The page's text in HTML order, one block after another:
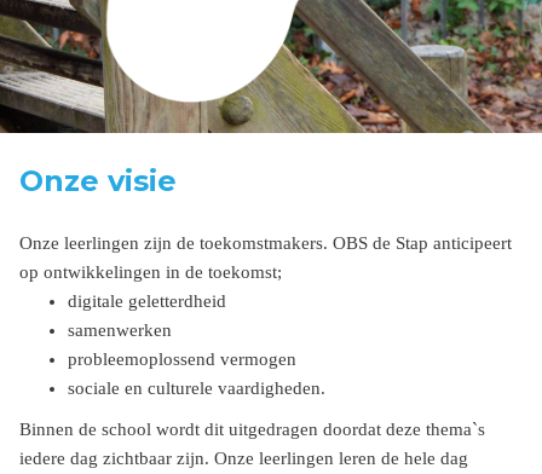
Onze visie
Onze leerlingen zijn de toekomstmakers. OBS de Stap anticipeert
op ontwikkelingen in de toekomst;
digitale geletterdheid
samenwerken
probleemoplossend vermogen
sociale en culturele vaardigheden.
Binnen de school wordt dit uitgedragen doordat deze thema`s
iedere dag zichtbaar zijn. Onze leerlingen leren de hele dag